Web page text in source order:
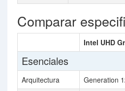
Comparar
Intel UHD
Esenciales
Arquitectura Generation